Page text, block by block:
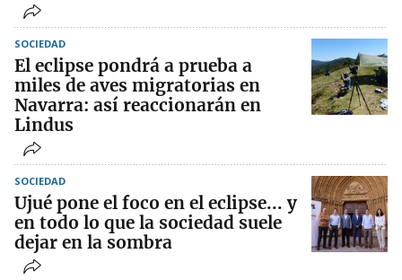
SOCIEDAD
El eclipse pondrá a prueba a
miles de aves migratorias en
Navarra: así reaccionarán en
Lindus
SOCIEDAD
Ujué pone el foco en el eclipse... y
en todo lo que la sociedad suele
dejar en la sombra